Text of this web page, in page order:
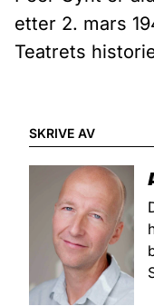
etter 2. mars
Teatrets
SKRIVE AV